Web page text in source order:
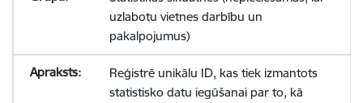
uzlabotu vietnes darbību un
pakalpojumus)
Reģistrē unikālu ID, kas tiek izmantots
statistisko datu iegūšanai par to, kā